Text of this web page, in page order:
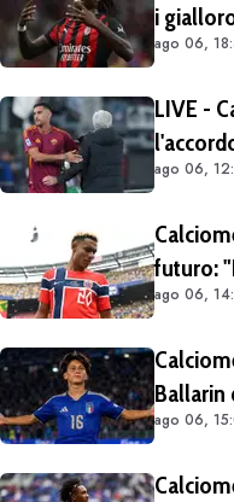
i
ago 06,
LIVE -
ago 06,
futuro:
Lipsia".
ago 06,
Ballarin
ago 06,